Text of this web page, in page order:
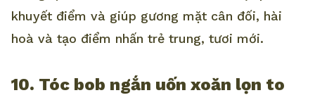
khuyết điểm và giúp gương mặt cân đối, hài
hoà và tạo điểm nhấn trẻ trung, tươi mới.
10. Tóc bob ngắn uốn xoăn lọn to